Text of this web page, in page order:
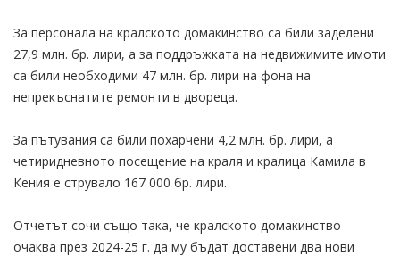
За персонала на кралското домакинство са били заделени
27,9 млн. бр. лири, а за поддръжката на недвижимите имоти
са били необходими 47 млн. бр. лири на фона на
непрекъснатите ремонти в двореца.
За пътувания са били похарчени 4,2 млн. бр. лири, а
четиридневното посещение на краля и кралица Камила в
Кения е струвало 167 000 бр. лири.
Отчетът сочи също така, че кралското домакинство
очаква през 2024-25 г. да му бъдат доставени два нови